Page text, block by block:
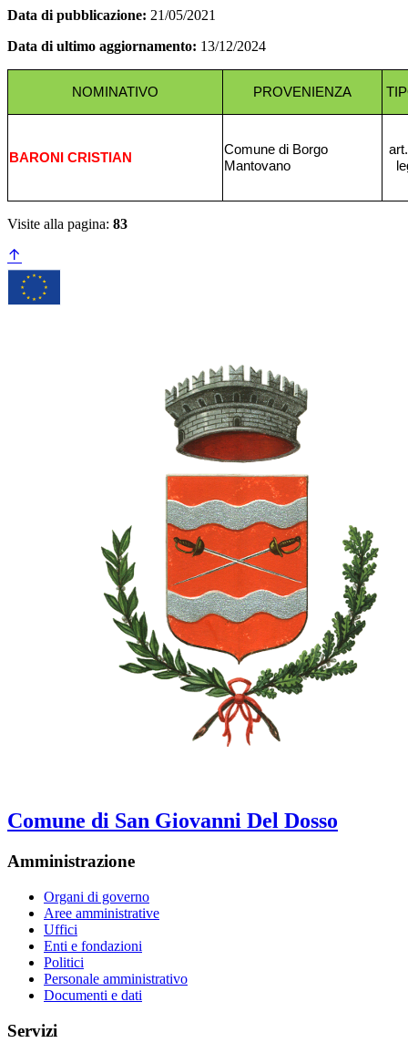
Data di pubblicazione: 21/05/2021
Data di ultimo aggiornamento: 13/12/2024
NOMINATIVO PROVENIENZA
BARONI CRISTIAN
Comune di Borgo
Mantovano
Visite alla pagina: 83
Comune di San Giovanni Del Dosso
Amministrazione
Organi di governo
Aree amministrative
Uffici
Enti e fondazioni
Politici
Personale amministrativo
Documenti e dati
Servizi